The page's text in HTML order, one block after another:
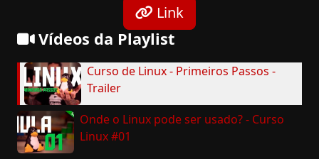
Link
Vídeos da Playlist
Curso de Linux - Primeiros Passos -
Trailer
Onde o Linux pode ser usado? - Curso
Linux #01